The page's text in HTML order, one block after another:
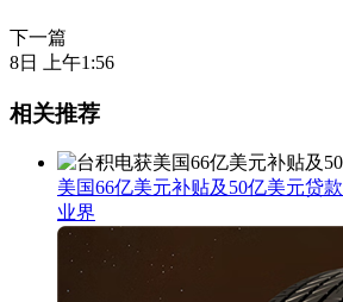
下一篇
8日 上午1:56
相关推荐
美国66亿美元补贴及50亿美元贷款
业界